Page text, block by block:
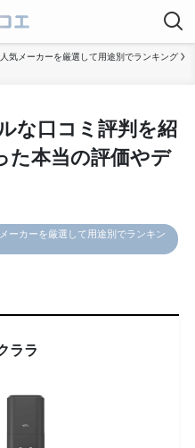
気メーカーを厳選して用途別でランキング
な口コミ評判を紹
た本当の評価やデ
ーカーを厳選して用途別でランキン
ララ